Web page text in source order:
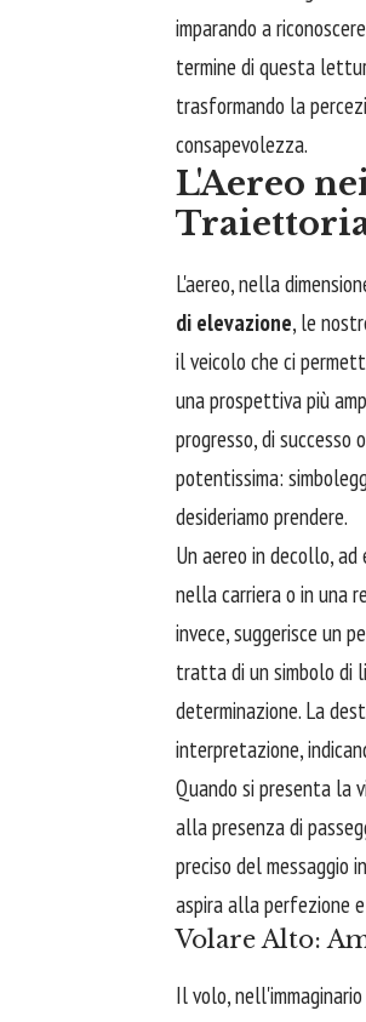
imparando a
termine di questa
trasformando la
consapevolezza.
L'Aereo
L'aereo, nella
di elevazione, le
il veicolo che ci
una prospettiva più
progresso, di
potentissima:
desideriamo prendere.
Un aereo in decollo,
nella carriera o in una
invece, suggerisce un
tratta di un simbolo di
determinazione. La
interpretazione,
Quando si presenta la
alla presenza di
preciso del messaggio
aspira alla perfezione
Volare Alto:
Il volo,